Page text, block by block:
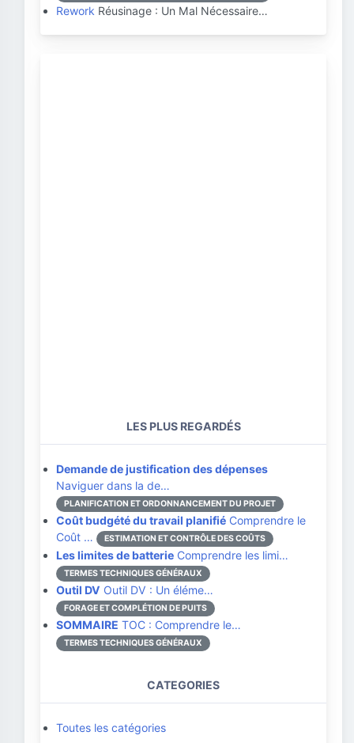
Rework Réusinage : Un Mal Nécessaire…
LES PLUS REGARDÉS
Demande de justification des dépenses
Naviguer dans la de…
PLANIFICATION ET ORDONNANCEMENT DU PROJET
Coût budgété du travail planifié Comprendre le
Coût …
ESTIMATION ET CONTRÔLE DES COÛTS
Les limites de batterie Comprendre les limi…
TERMES TECHNIQUES GÉNÉRAUX
Outil DV Outil DV : Un éléme…
FORAGE ET COMPLÉTION DE PUITS
SOMMAIRE TOC : Comprendre le…
TERMES TECHNIQUES GÉNÉRAUX
CATEGORIES
Toutes les catégories